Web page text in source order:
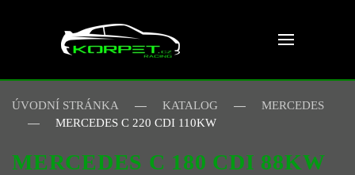
Skip to main content
ÚVODNÍ STRÁNKA KATALOG
MERCEDES
MERCEDES C 220 CDI 110KW
MERCEDES C 180 CDI 88KW